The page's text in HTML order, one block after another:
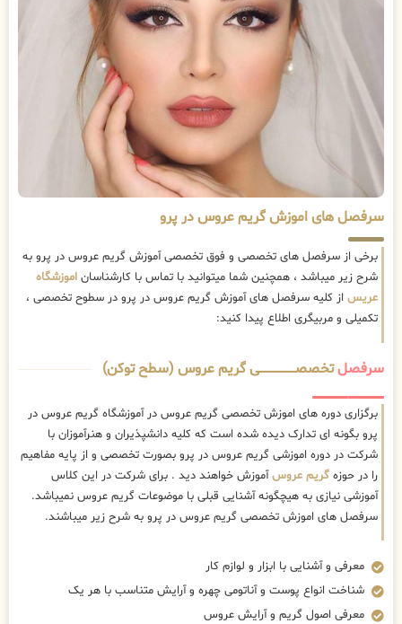
سرفصل های اموزش گریم عروس در پرو
برخی از سرفصل های تخصصی و فوق تخصصی آموزش گریم عروس در پرو به
شرح زیر میباشد ، همچنین شما میتوانید با تماس با کارشناسان اموزشگاه
عریس از کلیه سرفصل های آموزش گریم عروس در پرو در سطوح تخصصی ،
تکمیلی و مربیگری اطلاع پیدا کنید:
سرفصلتخصصــــــــــــــــــــی گریم عروس (سطح توکن)
برگزاری دوره های اموزش تخصصی گریم عروس در آموزشگاه گریم عروس در
پرو بگونه ای تدارک دیده شده است که کلیه دانشپذیران و هنرآموزان با
شرکت در دوره اموزشی گریم عروس در پرو بصورت تخصصی و از پایه مفاهیم
را در حوزه گریم عروسآموزش خواهند دید . برای شرکت در این کلاس
آموزشی نیازی به هیچگونه آشنایی قبلی با موضوعات گریم عروس نمیباشد.
سرفصل های اموزش تخصصی گریم عروس در پرو به شرح زیر میباشند.
معرفی و آشنایی با ابزار و لوازم کار
شناخت انواع پوست و آناتومی چهره و آرایش متناسب با هر یک
معرفی اصول گریم و آرایش عروس